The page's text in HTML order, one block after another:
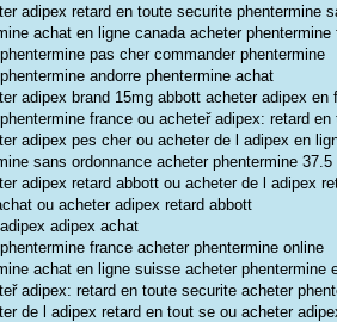
adipex retard en toute securite phentermine
achat en ligne canada acheter phentermine
pas cher commander phentermine
andorre phentermine achat
adipex brand 15mg abbott acheter adipex en
france ou acheteř adipex: retard
adipex pes cher ou acheter de l adipex en
sans ordonnance acheter phentermine 37.5
adipex retard abbott ou acheter de l adipex
ou acheter adipex retard abbott
adipex achat
france acheter phentermine online
achat en ligne suisse acheter phentermine
adipex: retard en toute securite acheter
de l adipex retard en tout se ou acheter